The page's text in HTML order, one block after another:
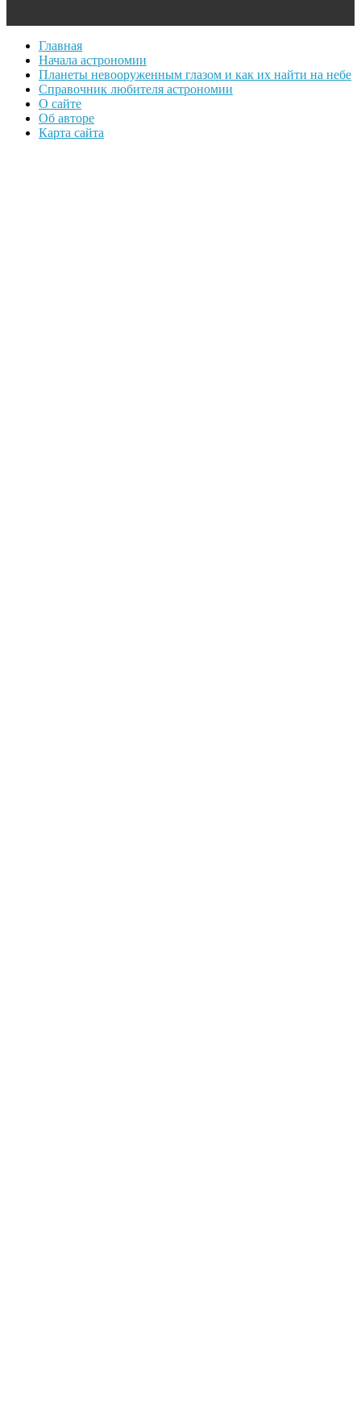
Главная
Начала астрономии
Планеты невооруженным глазом и как их найти на небе
Справочник любителя астрономии
О сайте
Об авторе
Карта сайта